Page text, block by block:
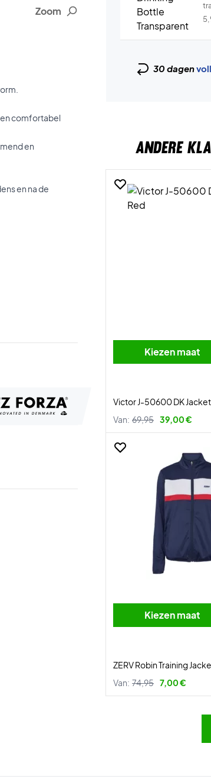
Zoom
en comfortabel
en
en na de
30 dagen
ANDERE
Kiezen maat
Victor J-50600 DK
Van: 69,95 39,00 €
Kiezen maat
ZERV Robin Training
Van: 74,95 7,00 €